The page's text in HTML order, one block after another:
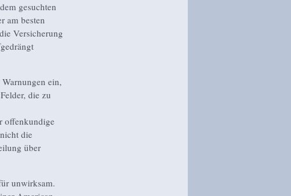
gesuchten
am besten
Versicherung
ein,
die zu
offenkundige
die
über
unwirksam.